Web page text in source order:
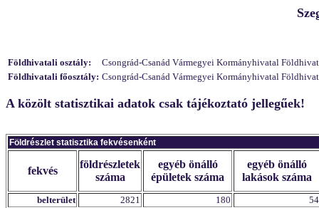
Földhivatali osztály:
Csongrád-Csanád Vármegyei Kormányhivatal
Földhivatali főosztály: Csongrád-Csanád Vármegyei Kormányhivatal
A közölt statisztikai adatok csak tájékoztató jellegűek!
Földrészlet statisztika fekvésenként
fekvés
földrészletek
száma
egyéb önálló
épületek száma
egyéb önálló
lakások száma
belterület 2821 180
54